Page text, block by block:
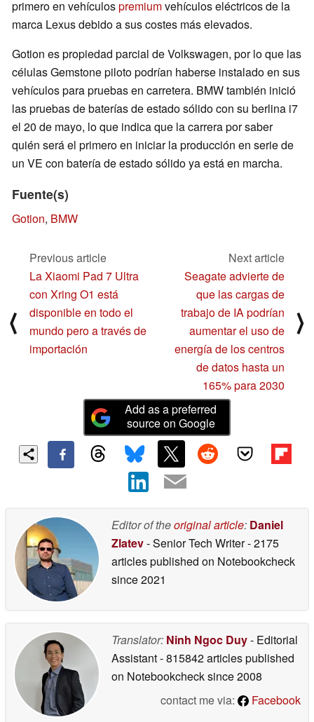
primero en vehículospremiumvehículos eléctricos de la
marca Lexus debido a sus costes más elevados.
Gotion es propiedad parcial de Volkswagen, por lo que las
células Gemstone piloto podrían haberse instalado en sus
vehículos para pruebas en carretera. BMW también inició
las pruebas de baterías de estado sólido con su berlina i7
el 20 de mayo, lo que indica que la carrera por saber
quién será el primero en iniciar la producción en serie de
un VE con batería de estado sólido ya está en marcha.
Fuente(s)
Gotion, BMW
⟨
Previous article
La Xiaomi Pad 7 Ultra
con Xring O1 está
disponible en todo el
mundo pero a través de
importación
Next article
Seagate advierte de
que las cargas de
trabajo de IA podrían
aumentar el uso de
energía de los centros
de datos hasta un
165% para 2030
⟩
Add as a preferred
source on Google
Editor of theoriginal article: Daniel
Zlatev- Senior Tech Writer- 2175
articles published on Notebookcheck
since 2021
Translator: Ninh Ngoc Duy- Editorial
Assistant- 815842 articles published
on Notebookchecksince 2008
contact me via:
Facebook